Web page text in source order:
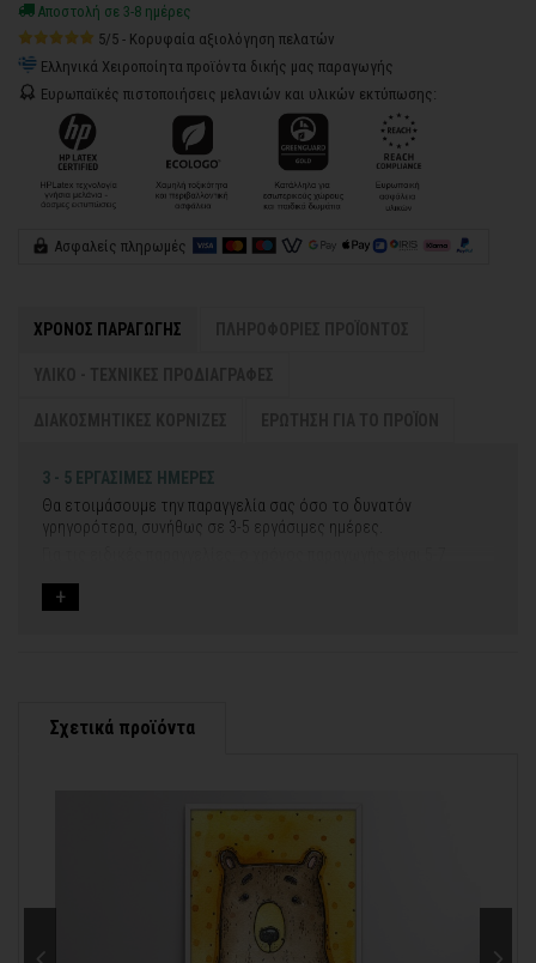
Αποστολή σε 3-8 ημέρες
5/5 - Κορυφαία αξιολόγηση πελατών
Ελληνικά Χειροποίητα προϊόντα δικής μας παραγωγής
Ευρωπαϊκές πιστοποιήσεις μελανιών και υλικών εκτύπωσης:
Ασφαλείς πληρωμές
ΧΡΟΝΟΣ ΠΑΡΑΓΩΓΗΣ
3 - 5 ΕΡΓΑΣΙΜΕΣ ΗΜΕΡΕΣ
Θα ετοιμάσουμε την παραγγελία σας όσο το δυνατόν
γρηγορότερα, συνήθως σε 3-5 εργάσιμες ημέρες.
Εφόσον επιλέξετε να προσθέσετε και διακοσμητική κορνίζα
λίγος περισσότερος χρόνος για να παραδοθεί.
Μπορείτε πάντα να επικοινωνείτε μαζί μας για περισσότερες
contact@thinkart.gr
Σχετικά προϊόντα